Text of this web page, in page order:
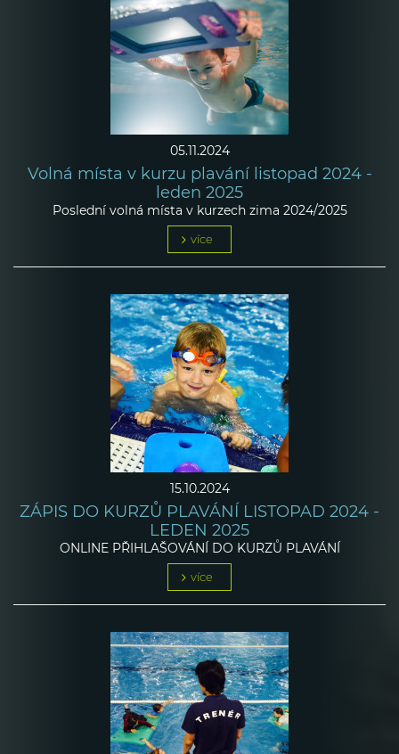
05.11.2024
Volná místa v kurzu plavání listopad 2024 -
leden 2025
Poslední volná místa v kurzech zima 2024/2025
více
15.10.2024
ZÁPIS DO KURZŮ PLAVÁNÍ LISTOPAD 2024 -
LEDEN 2025
ONLINE PŘIHLAŠOVÁNÍ DO KURZŮ PLAVÁNÍ
více